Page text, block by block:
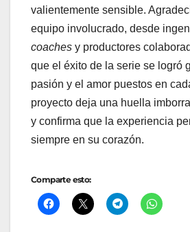
valientemente sensible.
equipo involucrado, desde
coaches y productores
que el éxito de la serie se logró
pasión y el amor puestos en
proyecto deja una huella
y confirma que la experiencia
siempre en su corazón.
Comparte esto: